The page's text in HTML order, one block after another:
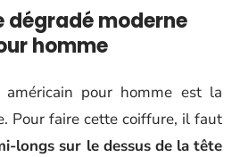
dégradé moderne
homme
pour homme est la
Pour faire cette coiffure, il faut
longs sur le dessus de la tête